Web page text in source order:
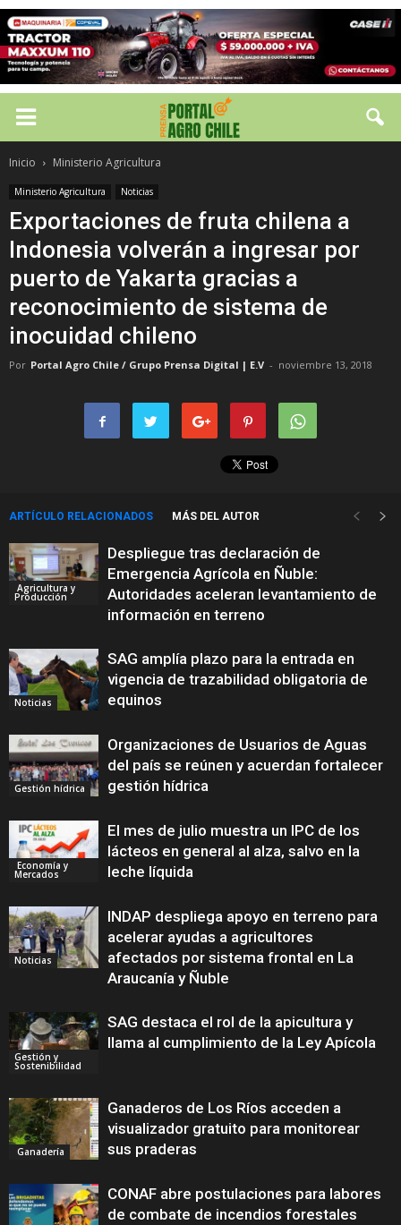
Inicio Ministerio Agricultura
Ministerio Agricultura Noticias
Exportaciones de fruta chilena a
Indonesia volverán a ingresar por
puerto de Yakarta gracias a
reconocimiento de sistema de
inocuidad chileno
Por Portal Agro Chile / Grupo Prensa Digital | E.V - noviembre 13, 2018
ARTÍCULO RELACIONADOS MÁS DEL AUTOR
Agricultura y
Producción
Despliegue tras declaración de
Emergencia Agrícola en Ñuble:
Autoridades aceleran levantamiento de
información en terreno
Noticias
SAG amplía plazo para la entrada en
vigencia de trazabilidad obligatoria de
equinos
Gestión hídrica
Organizaciones de Usuarios de Aguas
del país se reúnen y acuerdan fortalecer
gestión hídrica
Economía y
Mercados
El mes de julio muestra un IPC de los
lácteos en general al alza, salvo en la
leche líquida
Noticias
INDAP despliega apoyo en terreno para
acelerar ayudas a agricultores
afectados por sistema frontal en La
Araucanía y Ñuble
Gestión y
Sostenibilidad
SAG destaca el rol de la apicultura y
llama al cumplimiento de la Ley Apícola
Ganadería
Ganaderos de Los Ríos acceden a
visualizador gratuito para monitorear
sus praderas
CONAF abre postulaciones para labores
de combate de incendios forestales